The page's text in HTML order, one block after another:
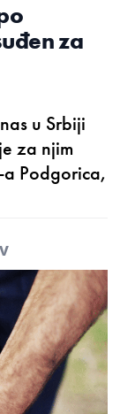
za
u Srbiji
za njim
Podgorica,